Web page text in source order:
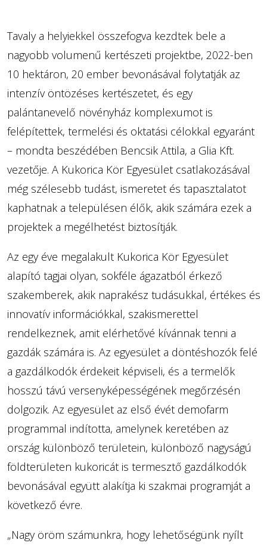
Tavaly a helyiekkel összefogva kezdtek bele a
nagyobb volumenű kertészeti projektbe, 2022-ben
10 hektáron, 20 ember bevonásával folytatják az
intenzív öntözéses kertészetet, és egy
palántanevelő növényház komplexumot is
felépítettek, termelési és oktatási célokkal egyaránt
– mondta beszédében Bencsik Attila, a Glia Kft.
vezetője. A Kukorica Kör Egyesület csatlakozásával
még szélesebb tudást, ismeretet és tapasztalatot
kaphatnak a településen élők, akik számára ezek a
projektek a megélhetést biztosítják.
Az egy éve megalakult Kukorica Kör Egyesület
alapító tagjai olyan, sokféle ágazatból érkező
szakemberek, akik naprakész tudásukkal, értékes és
innovatív információkkal, szakismerettel
rendelkeznek, amit elérhetővé kívánnak tenni a
gazdák számára is. Az egyesület a döntéshozók felé
a gazdálkodók érdekeit képviseli, és a termelők
hosszú távú versenyképességének megőrzésén
dolgozik. Az egyesület az első évét demofarm
programmal indította, amelynek keretében az
ország különböző területein, különböző nagyságú
földterületen kukoricát is termesztő gazdálkodók
bevonásával együtt alakítja ki szakmai programját a
következő évre.
„Nagy öröm számunkra, hogy lehetőségünk nyílt